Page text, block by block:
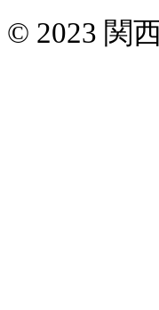
© 2023 関